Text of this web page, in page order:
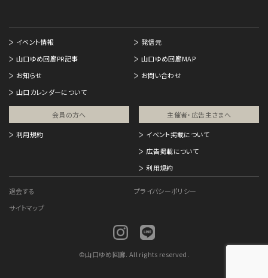
イベント情報
発信元
山口ゆめ回廊PR記事
山口ゆめ回廊MAP
お知らせ
お問い合わせ
山口カレンダーについて
会員の方へ
利用規約
主催者・広告主さまへ​
イベント掲載について
広告掲載について
利用規約
退会する
プライバシーポリシー
サイトマップ
©山口ゆめ回廊. All rights reserved.